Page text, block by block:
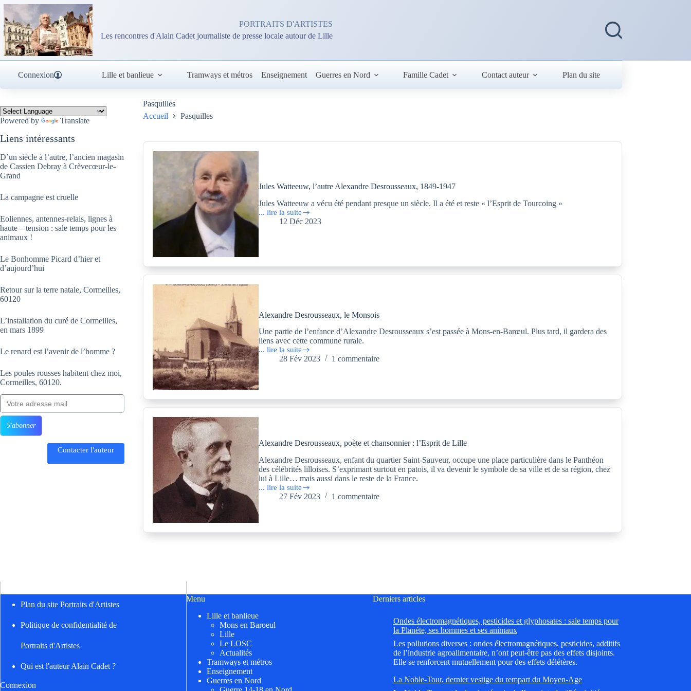
Passer
contenu
PORTRAITS D'ARTISTES
Les rencontres d'Alain Cadet journaliste de presse locale autour de Lille
Connexion Lille et banlieue Tramways et métros Enseignement Guerres en Nord Famille Cadet Contact auteur Plan du site
Pasquilles
Accueil
Pasquilles
Jules Watteeuw, l’autre Alexandre Desrousseaux, 1849-1947
Jules Watteeuw a vécu été pendant presque un siècle. Il a été et reste « l’Esprit de Tourcoing »
... lire la suite
Jules
Watteeuw,
1849-
1947
12 Déc 2023
Alexandre Desrousseaux, le Monsois
Une partie de l’enfance d’Alexandre Desrousseaux s’est passée à Mons-en-Barœul. Plus tard, il gardera des
liens avec cette commune rurale.
... lire la suite
Alexandre
Desrousseaux,
le
Monsois
28 Fév 2023 1 commentaire
Alexandre Desrousseaux, poète et chansonnier : l’Esprit de Lille
Alexandre Desrousseaux, enfant du quartier Saint-Sauveur, occupe une place particulière dans le Panthéon
des célébrités lilloises. S’exprimant surtout en patois, il va devenir le symbole de sa ville et de sa région, chez
lui à Lille… mais aussi dans le reste de la France.
... lire la suite
Alexandre
Desrousseaux,
et
l’Esprit
27 Fév 2023 1 commentaire
Powered by Translate
Liens intéressants
D’un siècle à l’autre, l’ancien magasin
de Cassien Debray à Crèvecœur-le-
Grand
La campagne est cruelle
Eoliennes, antennes-relais, lignes à
haute – tension : sale temps pour les
animaux !
Le Bonhomme Picard d’hier et
d’aujourd’hui
Retour sur la terre natale, Cormeilles,
60120
L’installation du curé de Cormeilles,
en mars 1899
Le renard est l’avenir de l’homme ?
Les poules rousses habitent chez moi,
Cormeilles, 60120.
Votre adresse mail
S'abonner
Contacter l'auteur
Plan du site Portraits d'Artistes
Politique de confidentialité de
Portraits d'Artistes
Qui est l'auteur Alain Cadet ?
Connexion
Menu
Lille et banlieue
Mons en Baroeul
Lille
Le LOSC
Actualités
Tramways et métros
Enseignement
Guerres en Nord
Derniers articles
Ondes électromagnétiques, pesticides et glyphosates : sale temps pour
la Planète, ses hommes et ses animaux
Les pollutions diverses : ondes électromagnétiques, pesticides, additifs
de l’industrie agroalimentaire, n’ont peut-être pas des effets disjoints.
Elle se renforcent mutuellement pour des effets délétères.
La Noble-Tour, dernier vestige du rempart du Moyen-Age